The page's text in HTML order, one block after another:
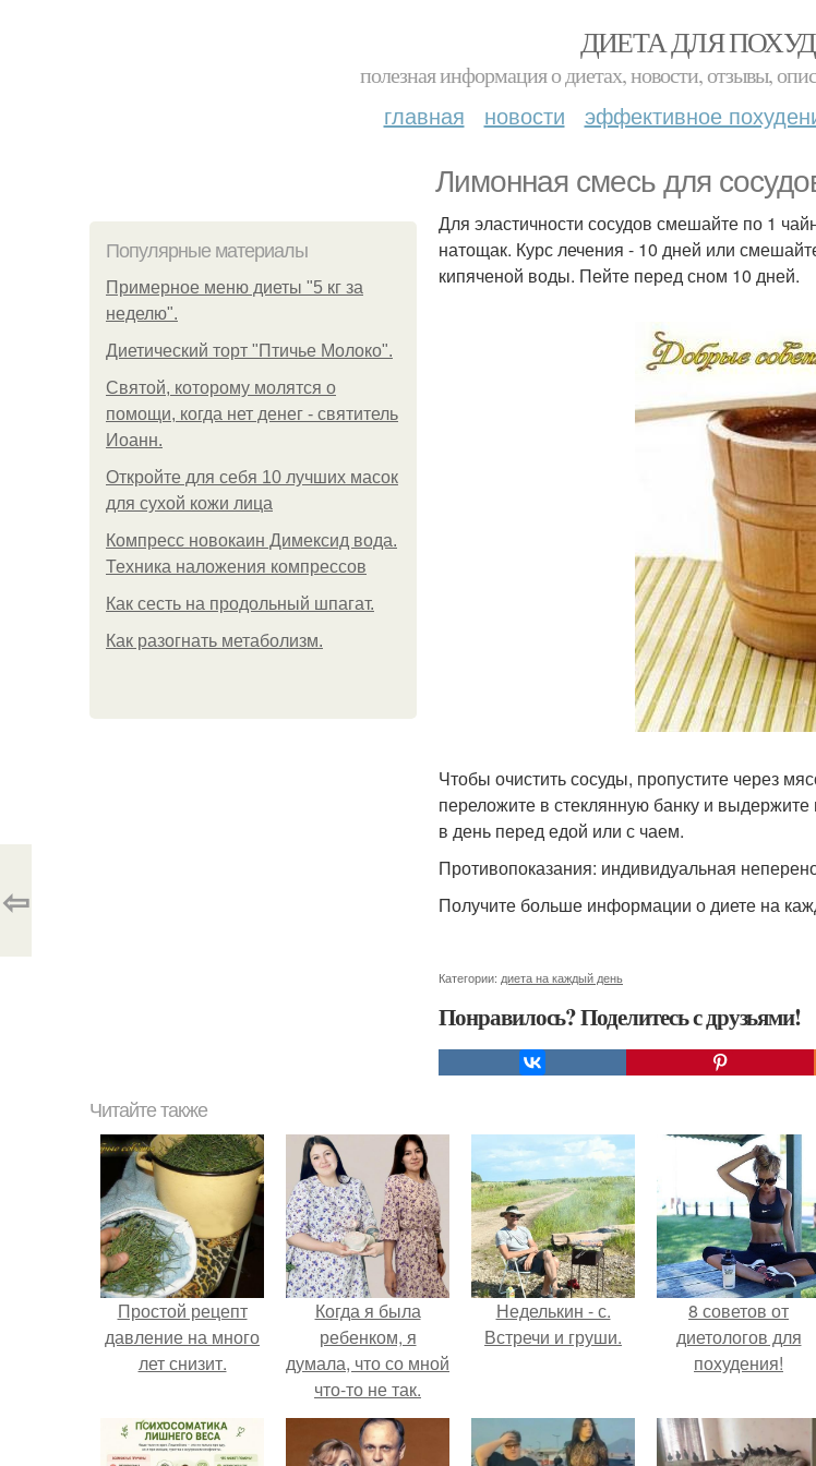
ДИЕТА ДЛЯ
полезная информация о диетах, новости, отзывы,
главная новости эффективное
Лимонная смесь для
Популярные материалы
Примерное меню диеты "5 кг за
неделю".
Диетический торт "Птичье Молоко".
Святой, которому молятся о
помощи, когда нет денег - святитель
Иоанн.
Откройте для себя 10 лучших масок
для сухой кожи лица
Компресс новокаин Димексид вода.
Техника наложения компрессов
Как сесть на продольный шпагат.
Как разогнать метаболизм.
Для эластичности сосудов смешайте по 1
натощак. Курс лечения - 10 дней или
кипяченой воды. Пейте перед сном 10 дней.
Чтобы очистить сосуды, пропустите через
переложите в стеклянную банку и
в день перед едой или с чаем.
Противопоказания: индивидуальная
Получите больше информации о диете на
Категории: диета на каждый день
Понравилось? Поделитесь с друзьями!
⇦
Читайте также
Простой рецепт
давление на много
лет снизит.
Когда я была
ребенком, я
думала, что со мной
что-то не так.
Неделькин - с.
Встречи и груши.
8 советов от
диетологов для
похудения!